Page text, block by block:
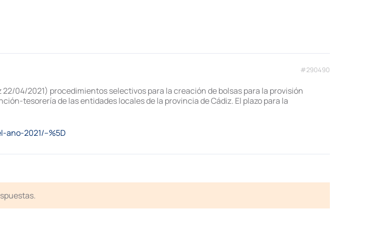
#290490
04/2021) procedimientos selectivos para la creación de bolsas para la provisión
tesorería de las entidades locales de la provincia de Cádiz. El plazo para la
ano-2021/–%5D